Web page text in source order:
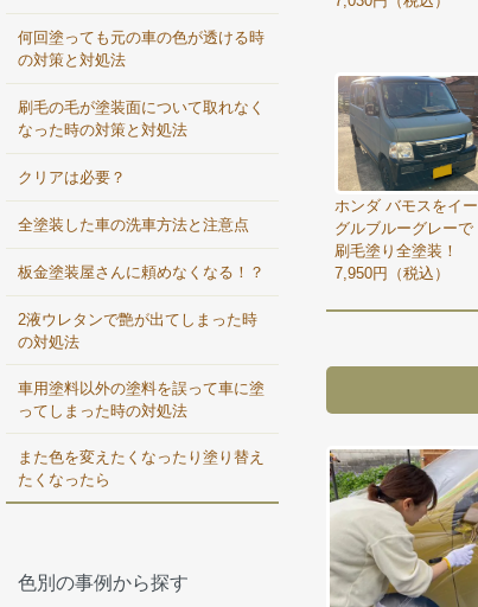
ホンダ バモスをイー
グルブルーグレーで
刷毛塗り全塗装！
7,950円（税込）
何回塗っても元の車の色が透ける時
の対策と対処法
刷毛の毛が塗装面について取れなく
なった時の対策と対処法
クリアは必要？
全塗装した車の洗車方法と注意点
板金塗装屋さんに頼めなくなる！？
2液ウレタンで艶が出てしまった時
の対処法
車用塗料以外の塗料を誤って車に塗
ってしまった時の対処法
また色を変えたくなったり塗り替え
たくなったら
色別の事例から探す